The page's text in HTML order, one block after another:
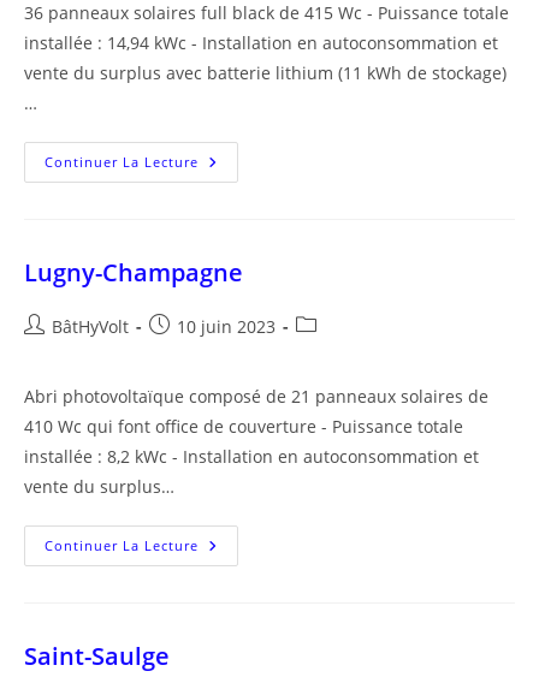
publication :
36 panneaux solaires full black de 415 Wc - Puissance totale
installée : 14,94 kWc - Installation en autoconsommation et
vente du surplus avec batterie lithium (11 kWh de stockage)
…
Continuer La Lecture Varennes-
Lès-
Lugny-Champagne
Auteur/autrice
publication :
BâtHyVolt
Publication
10 juin 2023
Post
Abri photovoltaïque composé de 21 panneaux solaires de
410 Wc qui font office de couverture - Puissance totale
installée : 8,2 kWc - Installation en autoconsommation et
vente du surplus…
Continuer La Lecture Lugny-
Champagne
Saint-Saulge